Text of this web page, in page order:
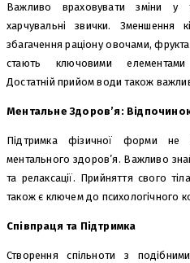
Важливо враховувати зміни у
харчувальні звички. Зменшення
збагачення раціону овочами,
стають ключовими елементами
Достатній прийом води також
Ментальне Здоров’я:
Підтримка фізичної форми не
ментального здоров’я. Важливо
та релаксації. Прийняття свого
також є ключем до психологічного
Співпраця та Підтримка
Створення спільноти з